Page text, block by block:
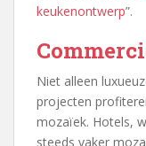
keukenontwerp”.
Niet alleen
projecten
mozaïek. Hotels,
steeds vaker